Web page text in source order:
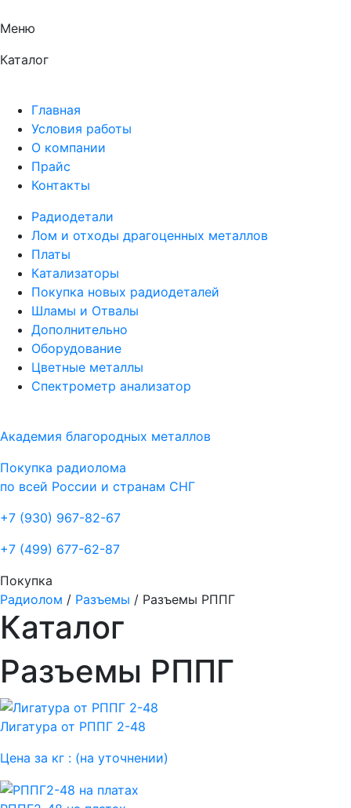
Меню
Каталог
Главная
Условия работы
О компании
Прайс
Контакты
Радиодетали
Лом и отходы драгоценных металлов
Платы
Катализаторы
Покупка новых радиодеталей
Шламы и Отвалы
Дополнительно
Оборудование
Цветные металлы
Спектрометр анализатор
Академия благородных металлов
Покупка радиолома
по всей России и странам СНГ
+7 (930) 967-82-67
+7 (499) 677-62-87
Покупка
Радиолом / Разъемы / Разъемы РППГ
Каталог
Разъемы РППГ
Лигатура от РППГ 2-48
Цена за кг : (на уточнении)